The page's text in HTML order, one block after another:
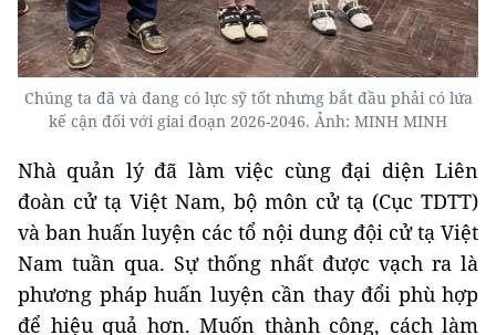
Chúng ta đã và đang có lực sỹ tốt nhưng bắt đầu phải có lứa
kế cận đối với giai đoạn 2026-2046. Ảnh: MINH MINH
Nhà quản lý đã làm việc cùng đại diện Liên
đoàn cử tạ Việt Nam, bộ môn cử tạ (Cục TDTT)
và ban huấn luyện các tổ nội dung đội cử tạ Việt
Nam tuần qua. Sự thống nhất được vạch ra là
phương pháp huấn luyện cần thay đổi phù hợp
để hiệu quả hơn. Muốn thành công, cách làm